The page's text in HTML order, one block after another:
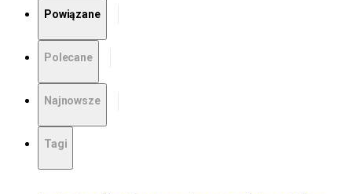
Powiązane
Polecane
Najnowsze
Tagi